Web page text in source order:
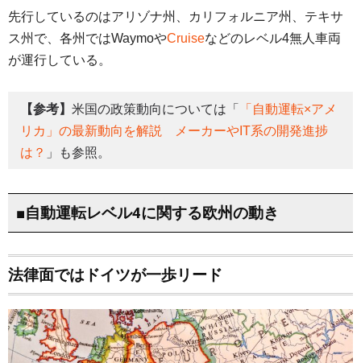
先行しているのはアリゾナ州、カリフォルニア州、テキサ
ス州で、各州ではWaymoやCruiseなどのレベル4無人車両
が運行している。
【参考】 米国の政策動向については「
「自動運転×アメ
リカ」の最新動向を解説 メーカーやIT系の開発進捗
は？ 」も参照。
■自動運転レベル4に関する欧州の動き
法律面ではドイツが一歩リード